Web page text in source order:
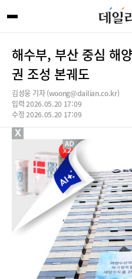
해수부, 부산 중심 해
권 조성 본궤도
김성웅 기자 (woong@dailian.co.kr)
입력 2026.05.20 17:09
수정 2026.05.20 17:09
X